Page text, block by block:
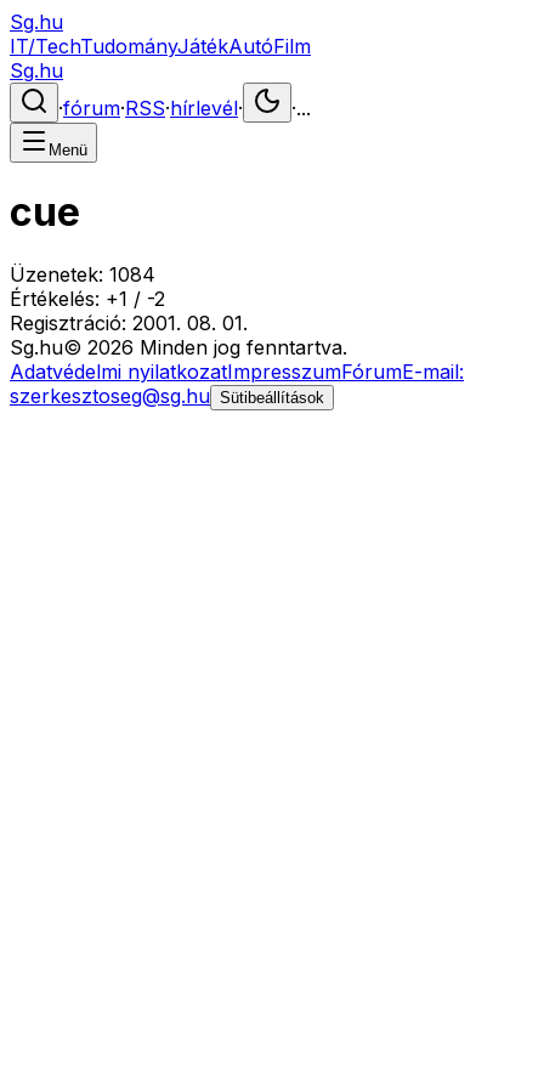
Sg.hu
IT/TechTudományJátékAutóFilm
Sg.hu
·fórum·RSS·hírlevél· ·...
Menü
cue
Üzenetek: 1084
Értékelés: +1 / -2
Regisztráció: 2001. 08. 01.
Sg.hu© 2026 Minden jog fenntartva.
Adatvédelmi nyilatkozatImpresszumFórumE-mail:
szerkesztoseg@sg.hu Sütibeállítások